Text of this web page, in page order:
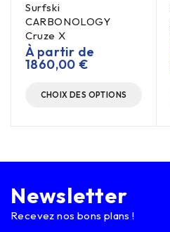
Surfski
CARBONOLOGY
Cruze X
À partir de
1860,00€
CHOIX DES OPTIONS
Newsletter
Recevez nos bons plans !